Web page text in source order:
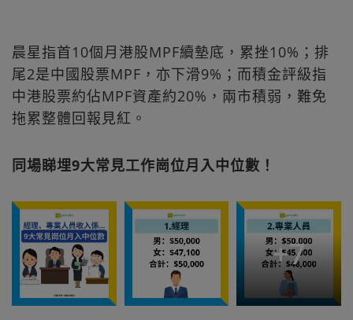
晨星指首10個月港股MPF續墊底，累挫10%；排
尾2是中國股票MPF，亦下滑9%；而積金評級指
中港股票約佔MPF資產約20%，兩市積弱，難免
拖累整體回報見紅。
同場睇埋9大常見工作崗位月入中位數！
+7